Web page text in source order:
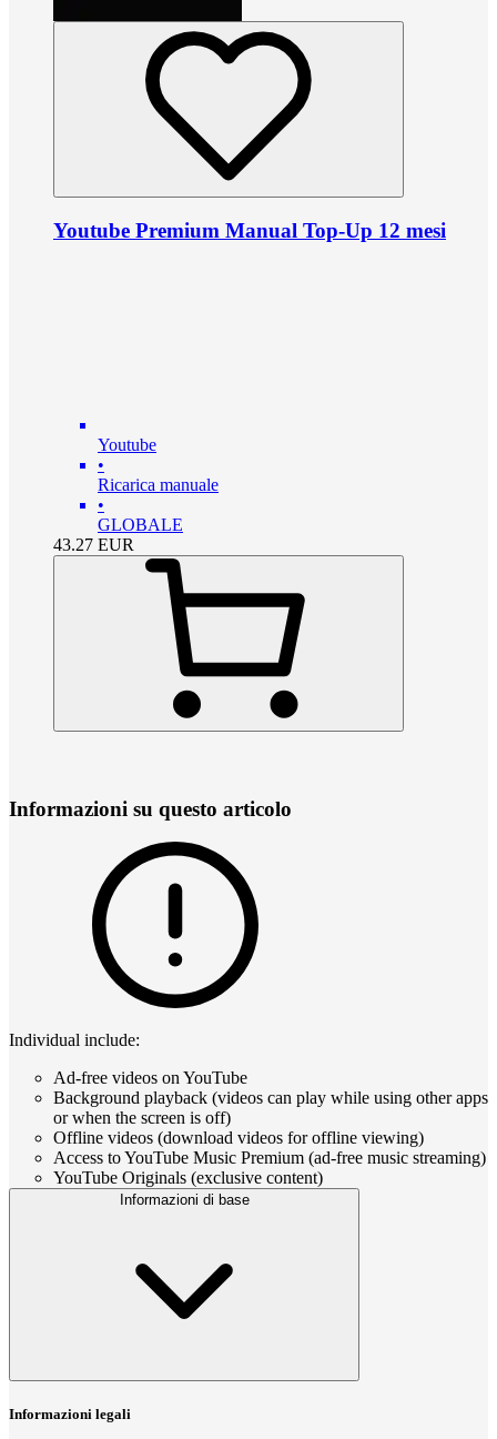
Youtube Premium Manual Top-Up 12 mesi
Youtube
•
Ricarica manuale
•
GLOBALE
43.27 EUR
Informazioni su questo articolo
Individual include:
Ad-free videos on YouTube
Background playback (videos can play while using other apps
or when the screen is off)
Offline videos (download videos for offline viewing)
Access to YouTube Music Premium (ad-free music streaming)
YouTube Originals (exclusive content)
Informazioni di base
Informazioni legali